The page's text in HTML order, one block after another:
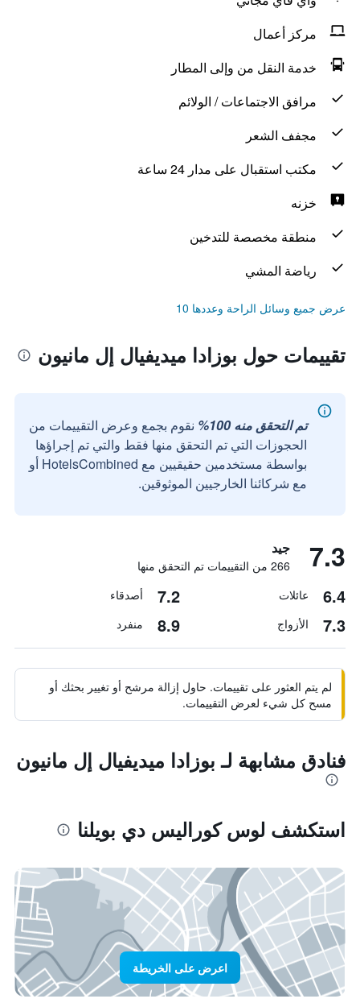
مركز أعمال
خدمة النقل من وإلى المطار
مرافق الاجتماعات / الولائم
مجفف الشعر
مكتب استقبال على مدار 24 ساعة
خزنه
منطقة مخصصة للتدخين
رياضة المشي
عرض جميع وسائل الراحة وعددها 10
تقييمات حول بوزادا ميديفيال إل مانيون
تم التحقق منه 100%
نقوم بجمع وعرض التقييمات من
الحجوزات التي تم التحقق منها فقط والتي تم إجراؤها
بواسطة مستخدمين حقيقيين مع HotelsCombined أو
مع شركائنا الخارجيين الموثوقين.
7.3 جيد
266 من التقييمات تم التحقق منها
6.4 عائلات 7.2 أصدقاء
7.3 الأزواج 8.9 منفرد
لم يتم العثور على تقييمات. حاول إزالة مرشح أو تغيير بحثك أو
مسح كل شيء لعرض التقييمات.
فنادق مشابهة لـ بوزادا ميديفيال إل مانيون
استكشف لوس كوراليس دي بويلنا
اعرض على الخريطة